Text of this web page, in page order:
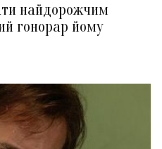
найдорожчим
гонорар йому